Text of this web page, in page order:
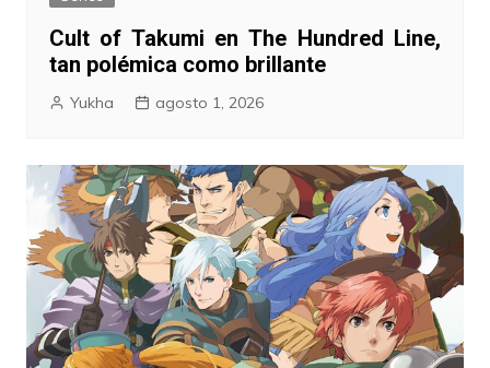
Cult of Takumi en The Hundred Line,
tan polémica como brillante
Yukha agosto 1, 2026